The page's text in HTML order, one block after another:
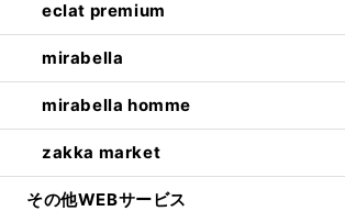
eclat premium
mirabella
mirabella homme
zakka market
その他WEBサービス